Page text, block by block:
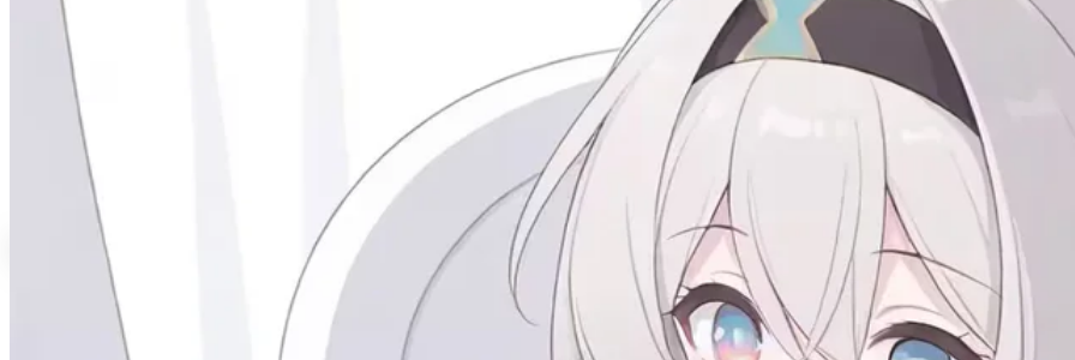
Lovely firefly!
✨IDEA 常用快捷键
整理 IntelliJ IDEA 日常开发常用快捷键，覆盖搜索、编辑、导航、重构、运行调试、Git 与窗口操作。